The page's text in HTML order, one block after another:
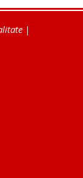
|